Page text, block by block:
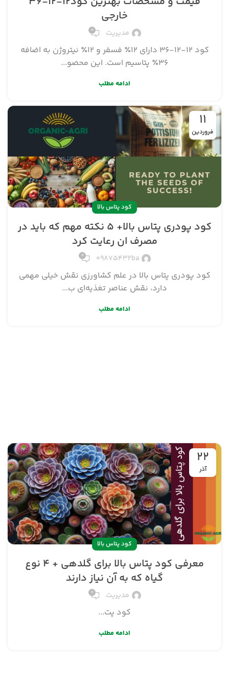
خارجی
مدیریت ۰
کود 12-12-36 دارای 12٪ فسفر و 12٪ نیتروژن به اضافه
36٪ پتاسیم است. این محصو...
ادامه مطلب
۱۱
فروردین
کود پتاس بالا
کود پودری پتاس بالا+ ۵ نکته مهم که باید در
مصرف ان رعایت کرد
09875432ba ۰
کود پودری پتاس بالا در علم کشاورزی نقش خیلی مهمی
دارد، نقش عناصر تغذیه‌ای ب...
ادامه مطلب
۲۲
آذر
کود پتاس بالا
معرفی کود پتاس بالا برای گلدهی + ۴ نوع
گیاه که به آن نیاز دارند
مدیریت ۰
کود پت...
ادامه مطلب